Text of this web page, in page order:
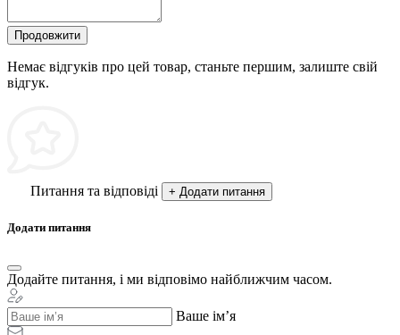
Продовжити
Немає відгуків про цей товар, станьте першим, залиште свій
відгук.
Питання та відповіді + Додати питання
Додати питання
Додайте питання, і ми відповімо найближчим часом.
Ваше ім’я